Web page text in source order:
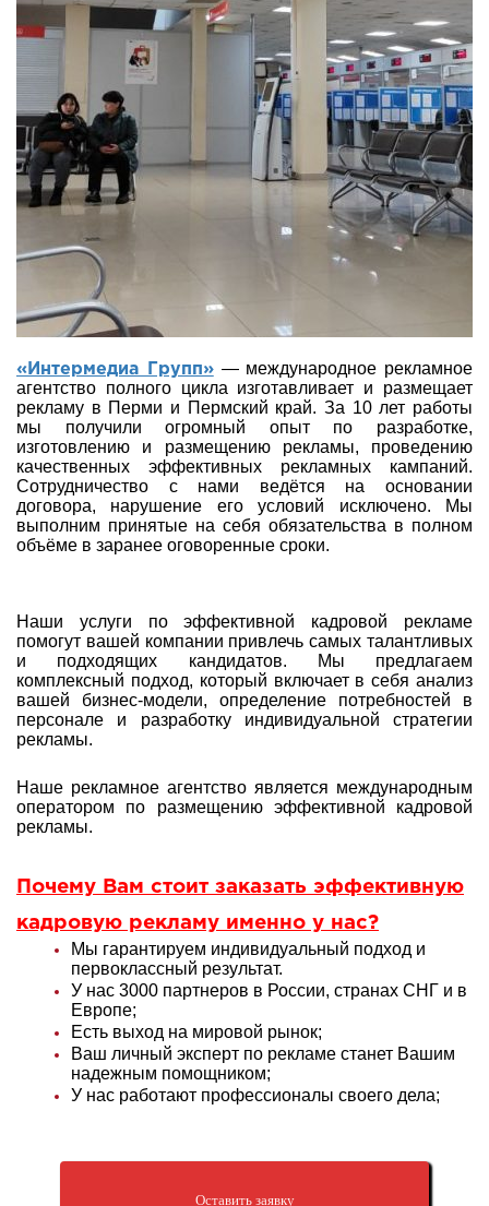
«Интермедиа Групп»— международное рекламное
агентство полного цикла изготавливает и размещает
рекламу в Перми и Пермский край. За 10 лет работы
мы получили огромный опыт по разработке,
изготовлению и размещению рекламы, проведению
качественных эффективных рекламных кампаний.
Сотрудничество с нами ведётся на основании
договора, нарушение его условий исключено. Мы
выполним принятые на себя обязательства в полном
объёме в заранее оговоренные сроки.
Наши услуги по эффективной кадровой рекламе
помогут вашей компании привлечь самых талантливых
и подходящих кандидатов. Мы предлагаем
комплексный подход, который включает в себя анализ
вашей бизнес-модели, определение потребностей в
персонале и разработку индивидуальной стратегии
рекламы.
Наше рекламное агентство является международным
оператором по размещению эффективной кадровой
рекламы.
Почему Вам стоит заказать эффективную
кадровую рекламу именно у нас?
Мы гарантируем индивидуальный подход и
первоклассный результат.
У нас 3000 партнеров в России, странах СНГ и в
Европе;
Есть выход на мировой рынок;
Ваш личный эксперт по рекламе станет Вашим
надежным помощником;
У нас работают профессионалы своего дела;
Оставить заявку